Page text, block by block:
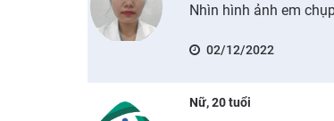
Nhìn hình ảnh em
02/12/2022
Nữ, 20 tuổi